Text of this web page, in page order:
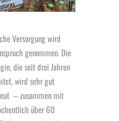
Versorgung wird
genommen. Die
die seit drei Jahren
wird sehr gut
– zusammen mit
über 60